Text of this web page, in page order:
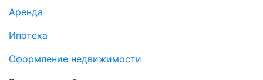
Аренда
Ипотека
Оформление недвижимости